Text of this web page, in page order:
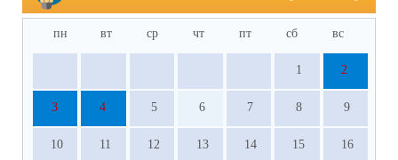
пн вт ср чт пт сб вс
1 2
3 4 5 6 7 8 9
10 11 12 13 14 15 16